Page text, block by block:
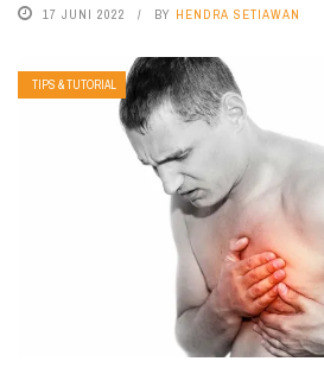
17 JUNI 2022 BY HENDRA SETIAWAN
TIPS & TUTORIAL